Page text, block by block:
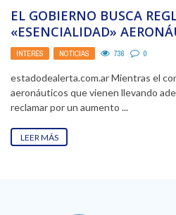
EL GOBIERNO BUSCA
«ESENCIALIDAD»
CON LA PRIVATIZACIÓN
ARGENTINAS
INTERÉS , NOTICIAS 736 0
estadodealerta.com.ar Mientras el
aeronáuticos que vienen llevando
reclamar por un aumento ...
LEER MÁS